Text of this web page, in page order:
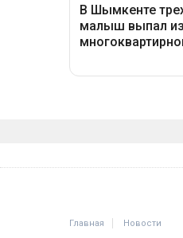
Главная Новости